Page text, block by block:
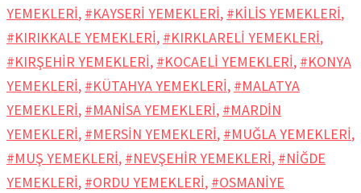
YEMEKLERİ, #KAYSERİ YEMEKLERİ, #KİLİS YEMEKLERİ,
#KIRIKKALE YEMEKLERİ, #KIRKLARELİ YEMEKLERİ,
#KIRŞEHİR YEMEKLERİ, #KOCAELİ YEMEKLERİ, #KONYA
YEMEKLERİ, #KÜTAHYA YEMEKLERİ, #MALATYA
YEMEKLERİ, #MANİSA YEMEKLERİ, #MARDİN
YEMEKLERİ, #MERSİN YEMEKLERİ, #MUĞLA YEMEKLERİ,
#MUŞ YEMEKLERİ, #NEVŞEHİR YEMEKLERİ, #NİĞDE
YEMEKLERİ, #ORDU YEMEKLERİ, #OSMANİYE